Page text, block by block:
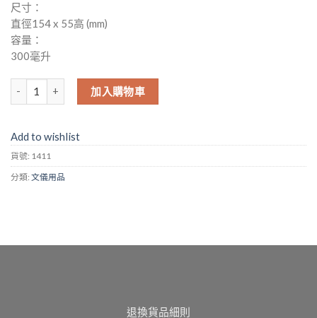
尺寸：
直徑154 x 55高 (mm)
容量：
300毫升
(No. 1411) 圓形寵物食物盆 數量
加入購物車
Add to wishlist
貨號: 1411
分類: 文儀用品
退換貨品細則